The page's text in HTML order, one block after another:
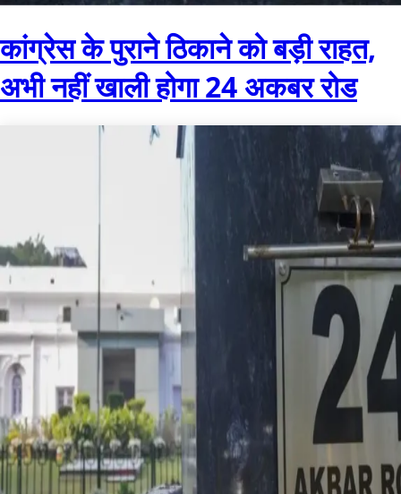
कांग्रेस के पुराने ठिकाने को बड़ी राहत,
अभी नहीं खाली होगा 24 अकबर रोड